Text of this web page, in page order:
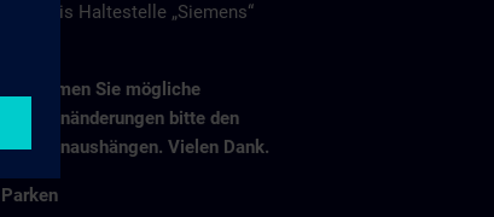
bis Haltestelle „Siemens“
Entnehmen Sie mögliche
Fahrplanänderungen bitte den
Fahrplanaushängen. Vielen Dank.
Parken